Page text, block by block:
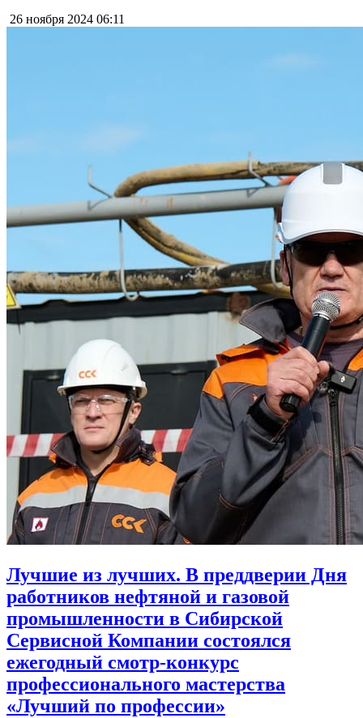
26 ноября 2024 06:11
Лучшие из лучших. В преддверии Дня
работников нефтяной и газовой
промышленности в Сибирской
Сервисной Компании состоялся
ежегодный смотр-конкурс
профессионального мастерства
«Лучший по профессии»